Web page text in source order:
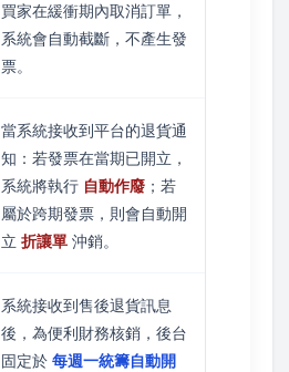
買家在緩衝期內取消訂單，
系統會自動截斷，不產生發
票。
當系統接收到平台的退貨通
知：若發票在當期已開立，
系統將執行 自動作廢 ；若
屬於跨期發票，則會自動開
立 折讓單 沖銷。
系統接收到售後退貨訊息
後，為便利財務核銷，後台
固定於 每週一統籌自動開